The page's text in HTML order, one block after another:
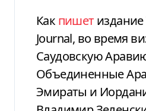
Как пишет издание
Journal, во время
Саудовскую
Объединенные
Эмираты и